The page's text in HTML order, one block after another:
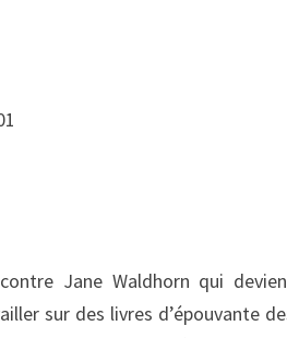
Jane Waldhorn qui
sur des livres d’épouvante